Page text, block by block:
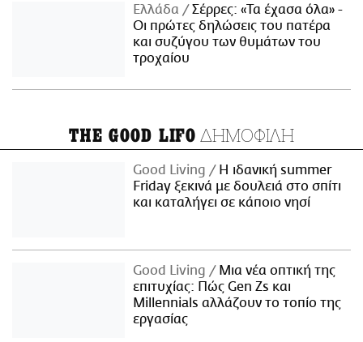
Ελλάδα
Σέρρες: «Τα έχασα όλα» -
Οι πρώτες δηλώσεις του πατέρα
και συζύγου των θυμάτων του
τροχαίου
THE GOOD LIFO ΔΗΜΟΦΙΛΗ
Good Living
Η ιδανική summer
Friday ξεκινά με δουλειά στο σπίτι
και καταλήγει σε κάποιο νησί
Good Living
Μια νέα οπτική της
επιτυχίας: Πώς Gen Zs και
Millennials αλλάζουν το τοπίο της
εργασίας